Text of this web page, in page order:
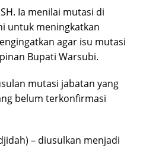
Ia menilai mutasi di
untuk meningkatkan
agar isu mutasi
Bupati Warsubi.
mutasi jabatan yang
belum terkonfirmasi
– diusulkan menjadi